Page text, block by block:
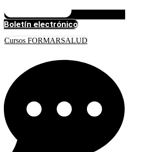
Boletín electrónico
Cursos FORMARSALUD